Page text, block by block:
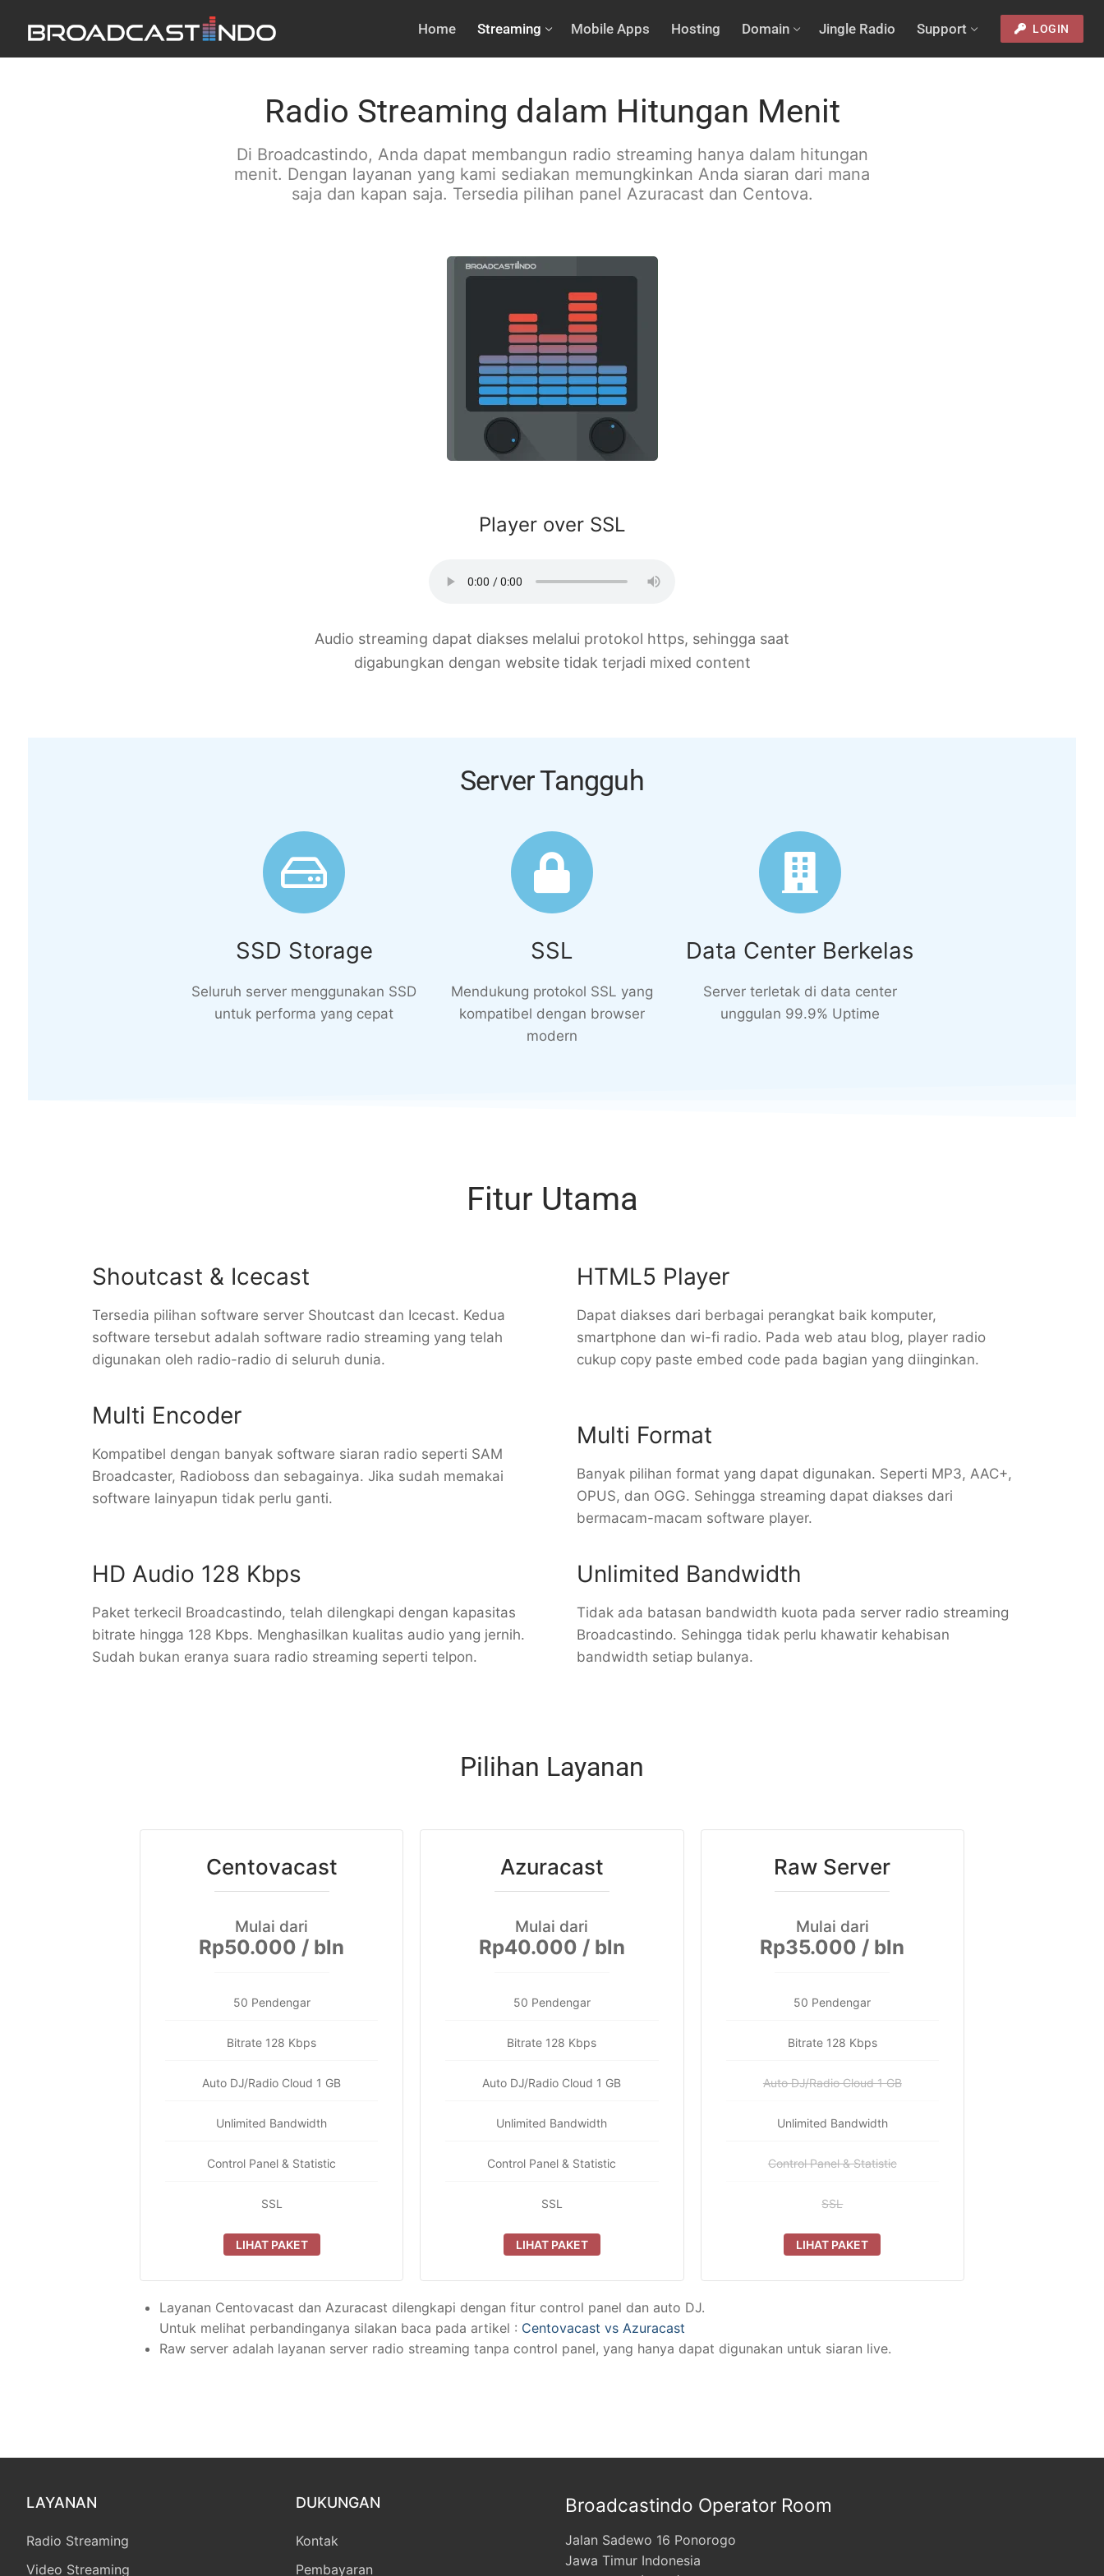
Home Streaming Mobile Apps Hosting Domain Jingle Radio Support LOGIN
Radio Streaming dalam Hitungan Menit
Di Broadcastindo, Anda dapat membangun radio streaming hanya dalam hitungan
menit. Dengan layanan yang kami sediakan memungkinkan Anda siaran dari mana
saja dan kapan saja. Tersedia pilihan panel Azuracast dan Centova.
Player over SSL
Audio streaming dapat diakses melalui protokol https, sehingga saat
digabungkan dengan website tidak terjadi mixed content
Server Tangguh
SSD Storage
Seluruh server menggunakan SSD
untuk performa yang cepat
SSL
Mendukung protokol SSL yang
kompatibel dengan browser
modern
Data Center Berkelas
Server terletak di data center
unggulan 99.9% Uptime
Fitur Utama
Shoutcast & Icecast
Tersedia pilihan software server Shoutcast dan Icecast. Kedua
software tersebut adalah software radio streaming yang telah
digunakan oleh radio-radio di seluruh dunia.
Multi Encoder
Kompatibel dengan banyak software siaran radio seperti SAM
Broadcaster, Radioboss dan sebagainya. Jika sudah memakai
software lainyapun tidak perlu ganti.
HD Audio 128 Kbps
Paket terkecil Broadcastindo, telah dilengkapi dengan kapasitas
bitrate hingga 128 Kbps. Menghasilkan kualitas audio yang jernih.
Sudah bukan eranya suara radio streaming seperti telpon.
HTML5 Player
Dapat diakses dari berbagai perangkat baik komputer,
smartphone dan wi-fi radio. Pada web atau blog, player radio
cukup copy paste embed code pada bagian yang diinginkan.
Multi Format
Banyak pilihan format yang dapat digunakan. Seperti MP3, AAC+,
OPUS, dan OGG. Sehingga streaming dapat diakses dari
bermacam-macam software player.
Unlimited Bandwidth
Tidak ada batasan bandwidth kuota pada server radio streaming
Broadcastindo. Sehingga tidak perlu khawatir kehabisan
bandwidth setiap bulanya.
Pilihan Layanan
Centovacast
Mulai dari
Rp50.000 / bln
50 Pendengar
Bitrate 128 Kbps
Auto DJ/Radio Cloud 1 GB
Unlimited Bandwidth
Control Panel & Statistic
SSL
LIHAT PAKET
Azuracast
Mulai dari
Rp40.000 / bln
50 Pendengar
Bitrate 128 Kbps
Auto DJ/Radio Cloud 1 GB
Unlimited Bandwidth
Control Panel & Statistic
SSL
LIHAT PAKET
Raw Server
Mulai dari
Rp35.000 / bln
50 Pendengar
Bitrate 128 Kbps
Auto DJ/Radio Cloud 1 GB
Unlimited Bandwidth
Control Panel & Statistic
SSL
LIHAT PAKET
Layanan Centovacast dan Azuracast dilengkapi dengan fitur control panel dan auto DJ.
Untuk melihat perbandinganya silakan baca pada artikel : Centovacast vs Azuracast
Raw server adalah layanan server radio streaming tanpa control panel, yang hanya dapat digunakan untuk siaran live.
LAYANAN
Radio Streaming
Video Streaming
DUKUNGAN
Kontak
Pembayaran
Broadcastindo Operator Room
Jalan Sadewo 16 Ponorogo
Jawa Timur Indonesia